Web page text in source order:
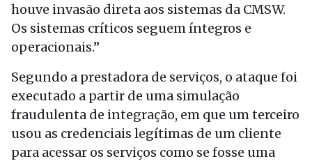
houve invasão direta aos sistemas da CMSW.
Os sistemas críticos seguem íntegros e
operacionais.”
Segundo a prestadora de serviços, o ataque foi
executado a partir de uma simulação
fraudulenta de integração, em que um terceiro
usou as credenciais legítimas de um cliente
para acessar os serviços como se fosse uma